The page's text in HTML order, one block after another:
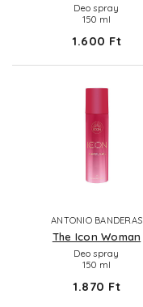
Deo spray
150 ml
1.600 Ft
ANTONIO BANDERAS
The Icon Woman
Deo spray
150 ml
1.870 Ft